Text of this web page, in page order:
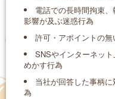
電話での長時間拘束
影響が及ぶ迷惑行為
許可・アポイントの
SNSやインターネッ
めかす行為
当社が回答した事柄
為